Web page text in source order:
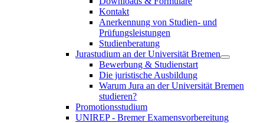
Kontakt
Anerkennung von Studien- und
Prüfungsleistungen
Studienberatung
Jurastudium an der Universität Bremen
Bewerbung & Studienstart
Die juristische Ausbildung
Warum Jura an der Universität Bremen
studieren?
Promotionsstudium
UNIREP - Bremer Examensvorbereitung